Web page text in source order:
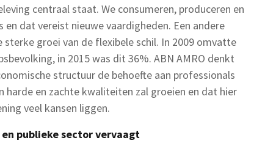
centraal staat. We consumeren, produceren en
en dat vereist nieuwe vaardigheden. Een andere
sterke groei van de flexibele schil. In 2009 omvatte
in 2015 was dit 36%. ABN AMRO denkt
structuur de behoefte aan professionals
harde en zachte kwaliteiten zal groeien en dat hier
veel kansen liggen.
publieke sector vervaagt